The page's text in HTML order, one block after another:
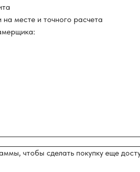
на месте и точного расчета
чтобы сделать покупку еще